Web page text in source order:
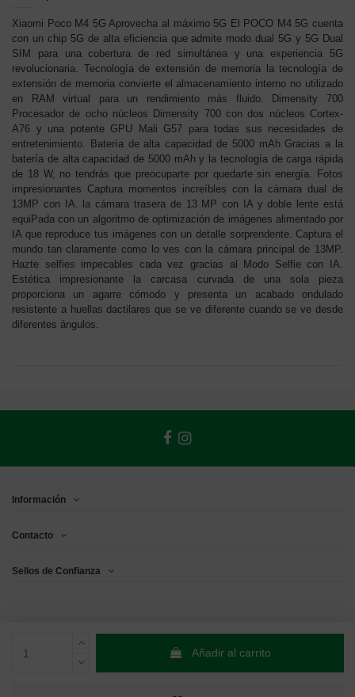
Añadir al carrito
Xiaomi Poco M4 5G Aprovecha al máximo 5G El POCO M4 5G cuenta
con un chip 5G de alta eficiencia que admite modo dual 5G y 5G Dual
SIM para una cobertura de red simultánea y una experiencia 5G
revolucionaria. Tecnología de extensión de memoria la tecnología de
extensión de memoria convierte el almacenamiento interno no utilizado
en RAM virtual para un rendimiento más fluido. Dimensity 700
Procesador de ocho núcleos Dimensity 700 con dos núcleos Cortex-
A76 y una potente GPU Mali G57 para todas sus necesidades de
entretenimiento. Batería de alta capacidad de 5000 mAh Gracias a la
batería de alta capacidad de 5000 mAh y la tecnología de carga rápida
de 18 W, no tendrás que preocuparte por quedarte sin energía. Fotos
impresionantes Captura momentos increíbles con la cámara dual de
13MP con IA. la cámara trasera de 13 MP con IA y doble lente está
equiPada con un algoritmo de optimización de imágenes alimentado por
IA que reproduce tus imágenes con un detalle sorprendente. Captura el
mundo tan claramente como lo ves con la cámara principal de 13MP.
Hazte selfies impecables cada vez gracias al Modo Selfie con IA.
Estética impresionante la carcasa curvada de una sola pieza
proporciona un agarre cómodo y presenta un acabado ondulado
resistente a huellas dactilares que se ve diferente cuando se ve desde
diferentes ángulos.
Información
Contacto
Sellos de Confianza